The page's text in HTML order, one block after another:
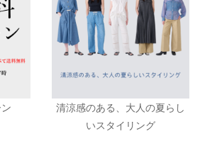
清涼感のある、大人の夏らし
いスタイリング